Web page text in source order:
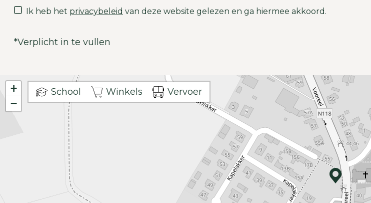
Ik heb het privacybeleid van deze website gelezen en ga hiermee akkoord.
*Verplicht in te vullen
+
−
School Winkels Vervoer